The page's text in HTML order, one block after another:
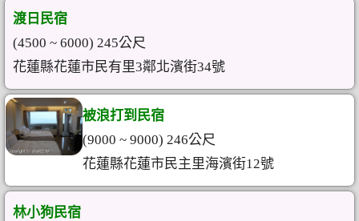
渡日民宿
(4500 ~ 6000) 245公尺
花蓮縣花蓮市民有里3鄰北濱街34號
被浪打到民宿
(9000 ~ 9000) 246公尺
花蓮縣花蓮市民主里海濱街12號
林小狗民宿